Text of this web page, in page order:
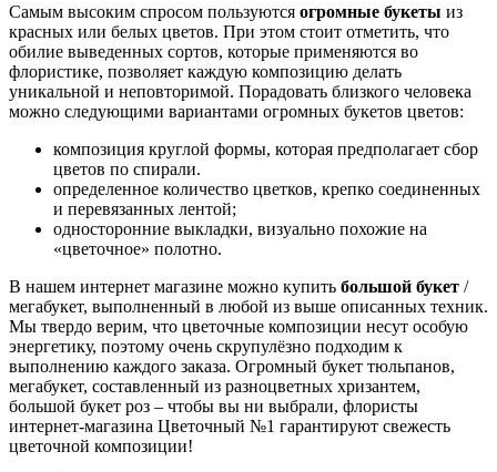
Самым высоким спросом пользуются огромные букеты из
красных или белых цветов. При этом стоит отметить, что
обилие выведенных сортов, которые применяются во
флористике, позволяет каждую композицию делать
уникальной и неповторимой. Порадовать близкого человека
можно следующими вариантами огромных букетов цветов:
композиция круглой формы, которая предполагает сбор
цветов по спирали.
определенное количество цветков, крепко соединенных
и перевязанных лентой;
односторонние выкладки, визуально похожие на
«цветочное» полотно.
В нашем интернет магазине можно купить большой букет /
мегабукет, выполненный в любой из выше описанных техник.
Мы твердо верим, что цветочные композиции несут особую
энергетику, поэтому очень скрупулёзно подходим к
выполнению каждого заказа. Огромный букет тюльпанов,
мегабукет, составленный из разноцветных хризантем,
большой букет роз – чтобы вы ни выбрали, флористы
интернет-магазина Цветочный №1 гарантируют свежесть
цветочной композиции!